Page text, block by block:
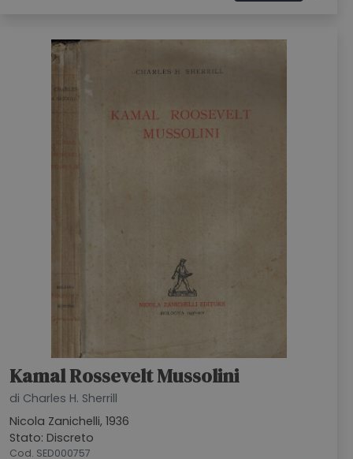
Kamal Rossevelt Mussolini
di Charles H. Sherrill
Nicola Zanichelli, 1936
Stato: Discreto
Cod. SED000757